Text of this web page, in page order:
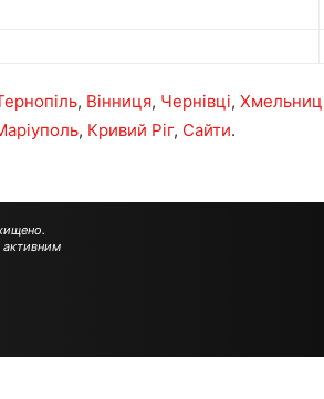
, Вінниця, Чернівці,
, Кривий Ріг, Сайти.